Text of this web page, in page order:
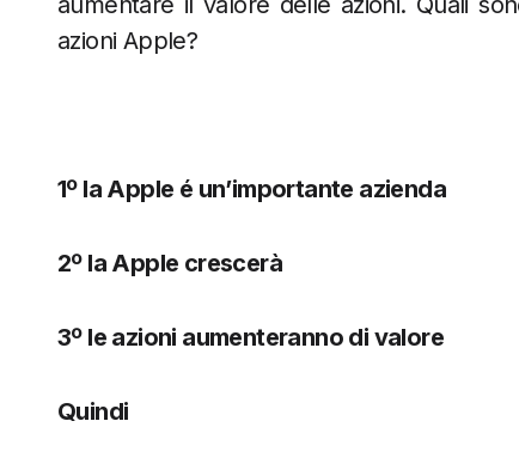
azioni Apple?
1º la Apple é un’importante azienda
2º la Apple crescerà
3º le azioni aumenteranno di valore
Quindi